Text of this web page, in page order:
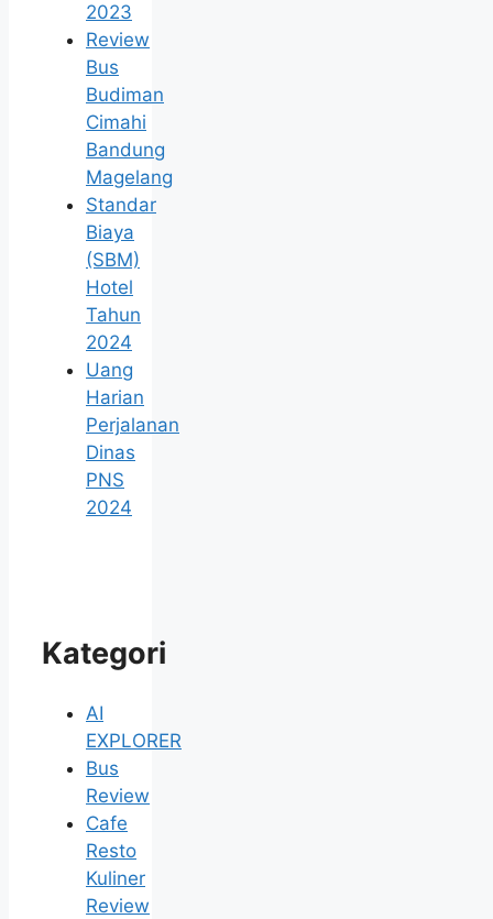
2023
Review
Bus
Budiman
Cimahi
Bandung
Magelang
Standar
Biaya
(SBM)
Hotel
Tahun
2024
Uang
Harian
Perjalanan
Dinas
PNS
2024
Kategori
AI
EXPLORER
Bus
Review
Cafe
Resto
Kuliner
Review